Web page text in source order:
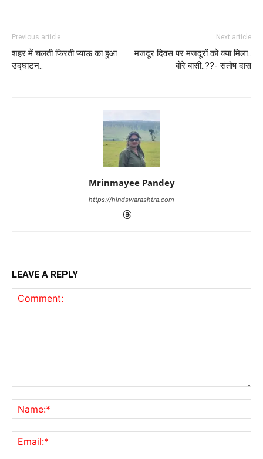
Previous article
शहर में चलती फिरती प्याऊ का हुआ
उद्घाटन..
Next article
मजदूर दिवस पर मजदूरों को क्या मिला..
बोरे बासी..??- संतोष दास
Mrinmayee Pandey
https://hindswarashtra.com
LEAVE A REPLY